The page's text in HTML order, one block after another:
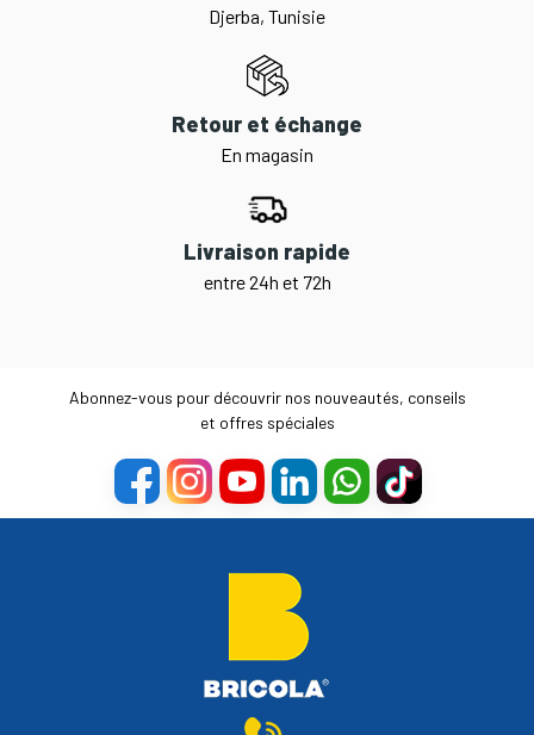
Djerba, Tunisie
Retour et échange
En magasin
Livraison rapide
entre 24h et 72h
Abonnez-vous pour découvrir nos nouveautés, conseils
et offres spéciales